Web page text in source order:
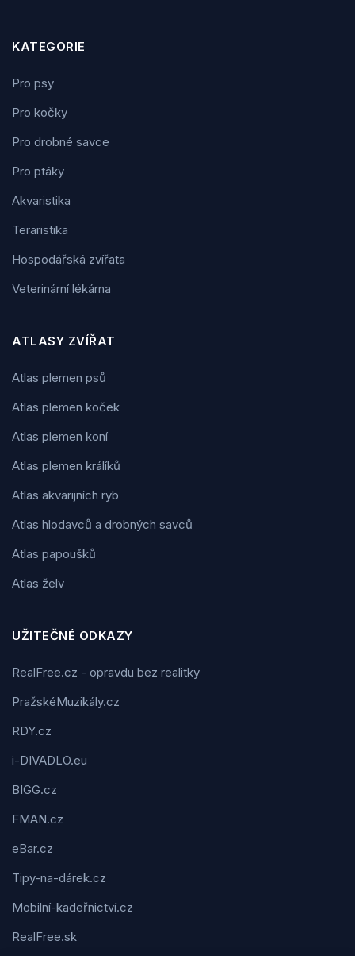
KATEGORIE
Pro psy
Pro kočky
Pro drobné savce
Pro ptáky
Akvaristika
Teraristika
Hospodářská zvířata
Veterinární lékárna
ATLASY ZVÍŘAT
Atlas plemen psů
Atlas plemen koček
Atlas plemen koní
Atlas plemen králíků
Atlas akvarijních ryb
Atlas hlodavců a drobných savců
Atlas papoušků
Atlas želv
UŽITEČNÉ ODKAZY
RealFree.cz - opravdu bez realitky
PražskéMuzikály.cz
RDY.cz
i-DIVADLO.eu
BIGG.cz
FMAN.cz
eBar.cz
Tipy-na-dárek.cz
Mobilní-kadeřnictví.cz
RealFree.sk